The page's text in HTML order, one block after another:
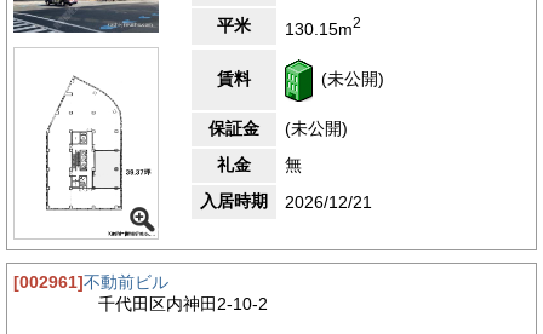
平米
130.15m2
賃料 (未公開)
保証金
(未公開)
礼金
無
入居時期
2026/12/21
[002961]不動前ビル
千代田区内神田2-10-2